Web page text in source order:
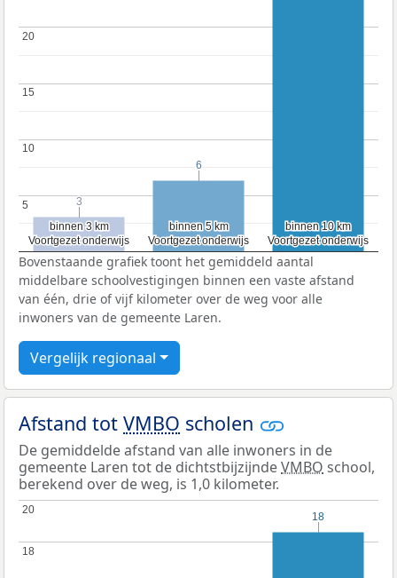
Voortgezet onderwijs
Voortgezet onderwijs
binnen 3 km
binnen 3 km
Voortgezet onderwijs
Voortgezet onderwijs
binnen 5 km
binnen 5 km
Voortgezet onderwijs
Voortgezet onderwijs
binnen 10 km
binnen 10 km
5
5
10
10
15
15
20
20
3
3
6
6
Bovenstaande grafiek toont het gemiddeld aantal
middelbare schoolvestigingen binnen een vaste afstand
van één, drie of vijf kilometer over de weg voor alle
inwoners van de gemeente Laren.
Vergelijk regionaal
Afstand tot VMBO scholen
De gemiddelde afstand van alle inwoners in de
gemeente Laren tot de dichtstbijzijndeVMBO school,
berekend over de weg, is 1,0 kilometer.
18
18
20
20
18
18